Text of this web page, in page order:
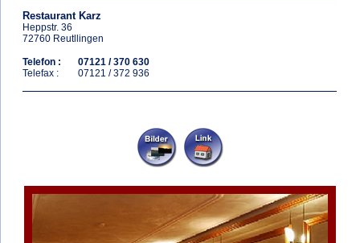
Restaurant Karz
Heppstr. 36
72760 Reutllingen
Telefon :
07121 / 370 630
Telefax :
07121 / 372 936